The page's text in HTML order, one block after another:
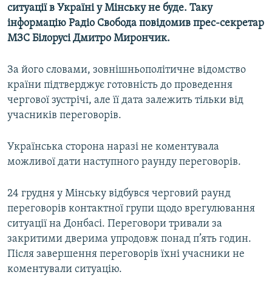
ситуації в Україні у Мінську не буде. Таку
інформацію Радіо Свобода повідомив прес-секретар
МЗС Білорусі Дмитро Мирончик.
За його словами, зовнішньополітичне відомство
країни підтверджує готовність до проведення
чергової зустрічі, але її дата залежить тільки від
учасників переговорів.
Українська сторона наразі не коментувала
можливої дати наступного раунду переговорів.
24 грудня у Мінську відбувся черговий раунд
переговорів контактної групи щодо врегулювання
ситуації на Донбасі. Переговори тривали за
закритими дверима упродовж понад п’ять годин.
Після завершення переговорів їхні учасники не
коментували ситуацію.